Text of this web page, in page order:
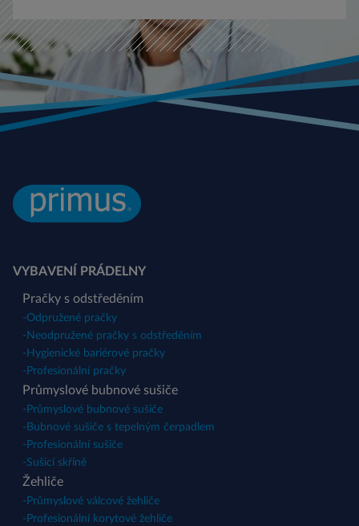
VYBAVENÍ PRÁDELNY
Pračky s odstředěním
-Odpružené pračky
- Neodpružené pračky s odstředěním
- Hygienické bariérové pračky
- Profesionální pračky
Průmyslové bubnové sušiče
- Průmyslové bubnové sušiče
- Bubnové sušiče s tepelným čerpadlem
- Profesionální sušiče
-Sušicí skříně
Žehliče
- Průmyslové válcové žehliče
- Profesionální korytové žehliče